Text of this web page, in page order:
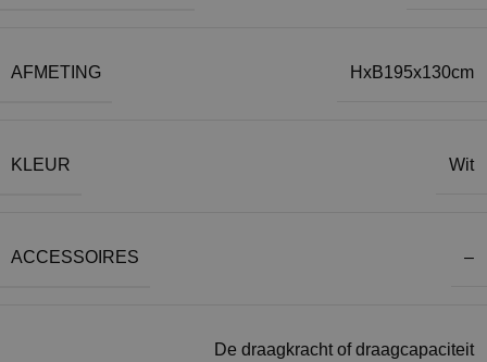
AFMETING HxB195x130cm
KLEUR Wit
ACCESSOIRES –
De draagkracht of draagcapaciteit